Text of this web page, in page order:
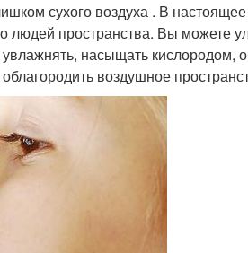
сухого воздуха . В
людей пространства. Вы можете
насыщать кислородом,
воздушное